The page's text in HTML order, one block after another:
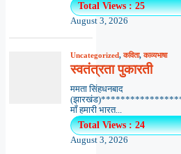
Total Views : 25
August 3, 2026
Uncategorized,कविता,काव्यभाषा
स्वतंत्रता पुकारती
ममता सिंहधनबाद
माँ हमारी भारत...
Total Views : 24
August 3, 2026